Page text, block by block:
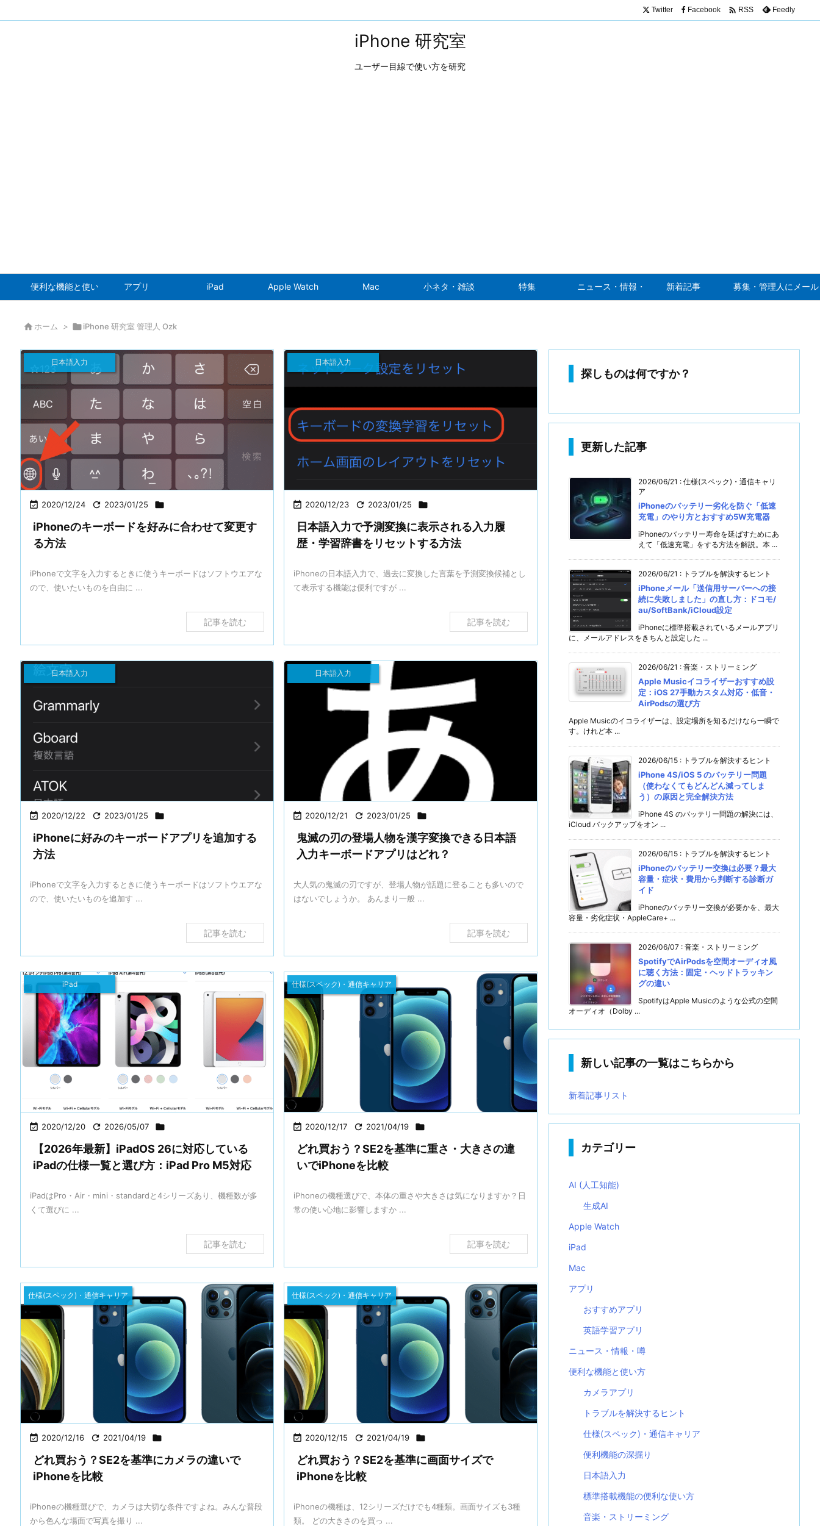
iPhone 研究室
ユーザー目線で使い方を研究
便利な機能と使い方 アプリ iPad Apple Watch Mac 小ネタ・雑談 特集 ニュース・情報・噂 新着記事 募集・管理人にメール
Twitter Facebook  RSS Feedly
 ホーム > iPhone 研究室 管理人 Ozk
 2020/12/24  2023/01/25 
日本語入力
iPhoneのキーボードを好みに合わせて変更す
る方法
iPhoneで文字を入力するときに使うキーボードはソフトウエアな
ので、使いたいものを自由に ...
記事を読む
 2020/12/23  2023/01/25 
日本語入力
日本語入力で予測変換に表示される入力履
歴・学習辞書をリセットする方法
iPhoneの日本語入力で、過去に変換した言葉を予測変換候補とし
て表示する機能は便利ですが ...
記事を読む
 2020/12/22  2023/01/25 
日本語入力
iPhoneに好みのキーボードアプリを追加する
方法
iPhoneで文字を入力するときに使うキーボードはソフトウエアな
ので、使いたいものを追加す ...
記事を読む
 2020/12/21  2023/01/25 
日本語入力
鬼滅の刃の登場人物を漢字変換できる日本語
入力キーボードアプリはどれ？
大人気の鬼滅の刃ですが、登場人物が話題に登ることも多いので
はないでしょうか。 あんまり一般 ...
記事を読む
 2020/12/20  2026/05/07 
iPad
【2026年最新】iPadOS 26に対応している
iPadの仕様一覧と選び方：iPad Pro M5対応
iPadはPro・Air・mini・standardと4シリーズあり、機種数が多
くて選びに ...
記事を読む
 2020/12/17  2021/04/19 
仕様(スペック)・通信キャリア
どれ買おう？SE2を基準に重さ・大きさの違
いでiPhoneを比較
iPhoneの機種選びで、本体の重さや大きさは気になりますか？日
常の使い心地に影響しますか ...
記事を読む
 2020/12/16  2021/04/19 
仕様(スペック)・通信キャリア
どれ買おう？SE2を基準にカメラの違いで
iPhoneを比較
iPhoneの機種選びで、カメラは大切な条件ですよね。みんな普段
から色んな場面で写真を撮り ...
 2020/12/15  2021/04/19 
仕様(スペック)・通信キャリア
どれ買おう？SE2を基準に画面サイズで
iPhoneを比較
iPhoneの機種は、12シリーズだけでも4種類。画面サイズも3種
類。 どの大きさのを買っ ...
探しものは何ですか？
更新した記事
2026/06/21 : 仕様(スペック)・通信キャリ
ア
iPhoneのバッテリー劣化を防ぐ「低速
充電」のやり方とおすすめ5W充電器
iPhoneのバッテリー寿命を延ばすためにあ
えて「低速充電」をする方法を解説。本 ...
2026/06/21 : トラブルを解決するヒント
iPhoneメール「送信用サーバーへの接
続に失敗しました」の直し方：ドコモ/
au/SoftBank/iCloud設定
iPhoneに標準搭載されているメールアプリ
に、メールアドレスをきちんと設定した ...
2026/06/21 : 音楽・ストリーミング
Apple Musicイコライザーおすすめ設
定：iOS 27手動カスタム対応・低音・
AirPodsの選び方
Apple Musicのイコライザーは、設定場所を知るだけなら一瞬で
す。けれど本 ...
2026/06/15 : トラブルを解決するヒント
iPhone 4S/iOS 5 のバッテリー問題
（使わなくてもどんどん減ってしま
う）の原因と完全解決方法
iPhone 4S のバッテリー問題の解決には、
iCloud バックアップをオン ...
2026/06/15 : トラブルを解決するヒント
iPhoneのバッテリー交換は必要？最大
容量・症状・費用から判断する診断ガ
イド
iPhoneのバッテリー交換が必要かを、最大
容量・劣化症状・AppleCare+ ...
2026/06/07 : 音楽・ストリーミング
SpotifyでAirPodsを空間オーディオ風
に聴く方法：固定・ヘッドトラッキン
グの違い
SpotifyはApple Musicのような公式の空間
オーディオ（Dolby ...
新しい記事の一覧はこちらから
新着記事リスト
カテゴリー
AI (人工知能)
生成AI
Apple Watch
iPad
Mac
アプリ
おすすめアプリ
英語学習アプリ
ニュース・情報・噂
便利な機能と使い方
カメラアプリ
トラブルを解決するヒント
仕様(スペック)・通信キャリア
便利機能の深掘り
日本語入力
標準搭載機能の便利な使い方
音楽・ストリーミング